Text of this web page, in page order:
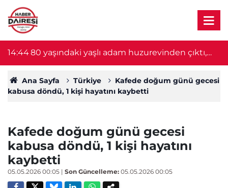
14:4480 yaşındaki yaşlı adam huzurevinden çıktı,
ormanda kayboldu
Ana Sayfa Türkiye
Kafede doğum günü gecesi
kabusa döndü, 1 kişi hayatını kaybetti
Kafede doğum günü gecesi
kabusa döndü, 1 kişi hayatını
kaybetti
05.05.2026 00:05 | Son Güncelleme: 05.05.2026 00:05